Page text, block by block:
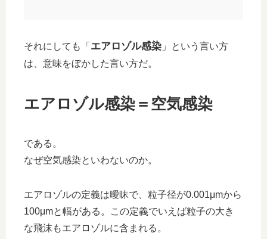
それにしても「 エアロゾル感染 」という言い方
は、意味をぼかした言い方だ。
エアロゾル感染＝空気感染
である。
なぜ空気感染といわないのか。
エアロゾルの定義は曖昧で、粒子径が0.001μmから
100μmと幅がある。この定義でいえば粒子の大き
な飛沫もエアロゾルに含まれる。